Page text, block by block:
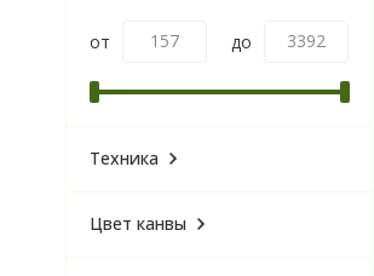
от до
Техника
Цвет канвы